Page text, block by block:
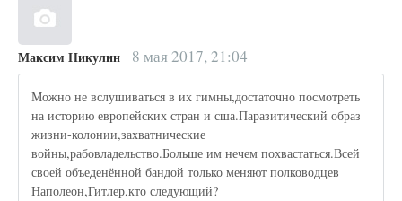
Максим Никулин 8 мая 2017, 21:04
Можно не вслушиваться в их гимны,достаточно посмотреть
на историю европейских стран и сша.Паразитический образ
жизни-колонии,захватнические
войны,рабовладельство.Больше им нечем похвастаться.Всей
своей объеденённой бандой только меняют полководцев
Наполеон,Гитлер,кто следующий?